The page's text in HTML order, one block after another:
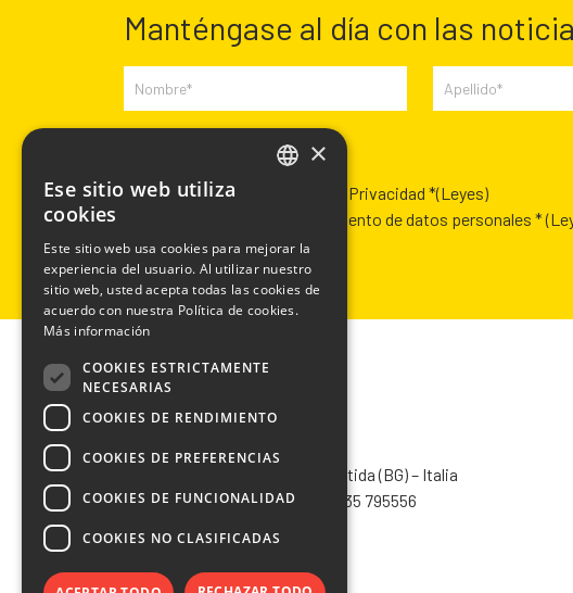
Manténgase al día con las
Habiendo leído la Política de Privacidad *(Leyes)
Autorización para el tratamiento de datos personales *
CHIMIVER PANSERI S.p.A.
Via Bergamo, 1401 – 24030 Pontida (BG) – Italia
Tel. +39 035 795031– Fax +39 035 795556
FRENCH
SPANISH
×
Ese sitio web utiliza
cookies
Este sitio web usa cookies para mejorar la
experiencia del usuario. Al utilizar nuestro
sitio web, usted acepta todas las cookies de
acuerdo con nuestra Política de cookies.
Más información
COOKIES ESTRICTAMENTE
NECESARIAS
COOKIES DE RENDIMIENTO
COOKIES DE PREFERENCIAS
COOKIES DE FUNCIONALIDAD
COOKIES NO CLASIFICADAS